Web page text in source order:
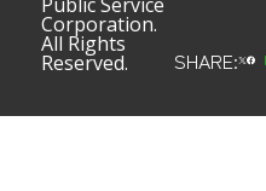
Corporation.
All Rights
Reserved. SHARE: